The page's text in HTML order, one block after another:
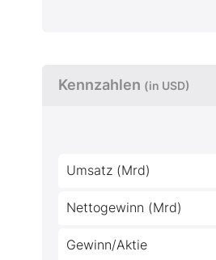
Kennzahlen (in USD)
Umsatz (Mrd)
Nettogewinn (Mrd)
Gewinn/Aktie